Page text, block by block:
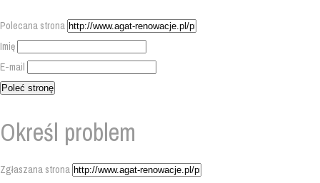
Polecana strona
Imię
E-mail
Określ problem
Zgłaszana strona